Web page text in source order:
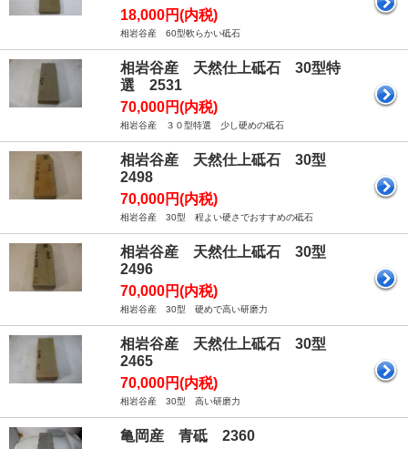
18,000円(内税)
相岩谷産 60型軟らかい砥石
相岩谷産 天然仕上砥石 30型特
選 2531
70,000円(内税)
相岩谷産 ３０型特選 少し硬めの砥石
相岩谷産 天然仕上砥石 30型
2498
70,000円(内税)
相岩谷産 30型 程よい硬さでおすすめの砥石
相岩谷産 天然仕上砥石 30型
2496
70,000円(内税)
相岩谷産 30型 硬めで高い研磨力
相岩谷産 天然仕上砥石 30型
2465
70,000円(内税)
相岩谷産 30型 高い研磨力
亀岡産 青砥 2360